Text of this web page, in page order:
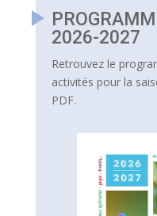
2026-2027
Retrouvez le
activités pour la
PDF.